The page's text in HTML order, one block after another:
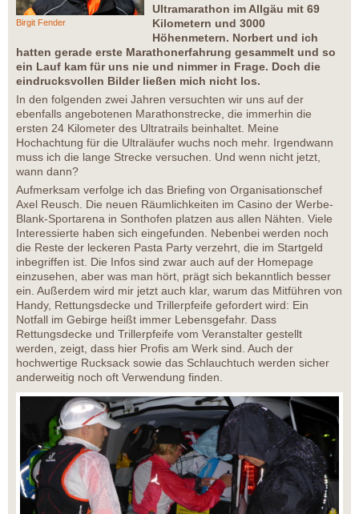
Birgit Fender
Ultramarathon im Allgäu mit 69
Kilometern und 3000
Höhenmetern. Norbert und ich
hatten gerade erste Marathonerfahrung gesammelt und so
ein Lauf kam für uns nie und nimmer in Frage. Doch die
eindrucksvollen Bilder ließen mich nicht los.
In den folgenden zwei Jahren versuchten wir uns auf der
ebenfalls angebotenen Marathonstrecke, die immerhin die
ersten 24 Kilometer des Ultratrails beinhaltet. Meine
Hochachtung für die Ultraläufer wuchs noch mehr. Irgendwann
muss ich die lange Strecke versuchen. Und wenn nicht jetzt,
wann dann?
Aufmerksam verfolge ich das Briefing von Organisationschef
Axel Reusch. Die neuen Räumlichkeiten im Casino der Werbe-
Blank-Sportarena in Sonthofen platzen aus allen Nähten. Viele
Interessierte haben sich eingefunden. Nebenbei werden noch
die Reste der leckeren Pasta Party verzehrt, die im Startgeld
inbegriffen ist. Die Infos sind zwar auch auf der Homepage
einzusehen, aber was man hört, prägt sich bekanntlich besser
ein. Außerdem wird mir jetzt auch klar, warum das Mitführen von
Handy, Rettungsdecke und Trillerpfeife gefordert wird: Ein
Notfall im Gebirge heißt immer Lebensgefahr. Dass
Rettungsdecke und Trillerpfeife vom Veranstalter gestellt
werden, zeigt, dass hier Profis am Werk sind. Auch der
hochwertige Rucksack sowie das Schlauchtuch werden sicher
anderweitig noch oft Verwendung finden.